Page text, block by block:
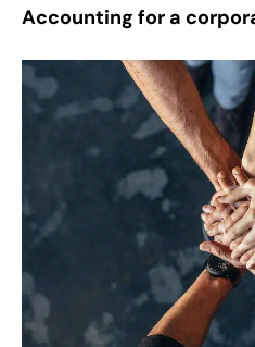
Accounting for a